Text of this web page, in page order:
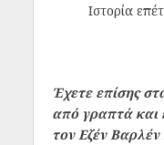
Ιστορία
Έχετε επίσης
από γραπτά και
τον Εζέν